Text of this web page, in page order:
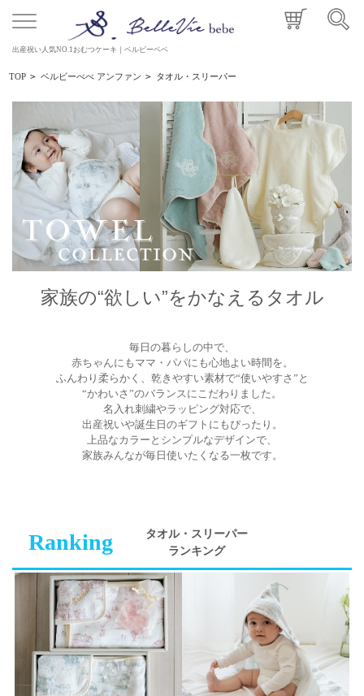
出産祝い人気NO.1おむつケーキ｜ベルビーベベ
TOP > ベルビーべべ アンファン > タオル・スリーパー
家族の“欲しい”をかなえるタオル
毎日の暮らしの中で、
赤ちゃんにもママ・パパにも心地よい時間を。
ふんわり柔らかく、乾きやすい素材で“使いやすさ”と
“かわいさ”のバランスにこだわりました。
名入れ刺繍やラッピング対応で、
出産祝いや誕生日のギフトにもぴったり。
上品なカラーとシンプルなデザインで、
家族みんなが毎日使いたくなる一枚です。
Ranking
タオル・スリーパー
ランキング